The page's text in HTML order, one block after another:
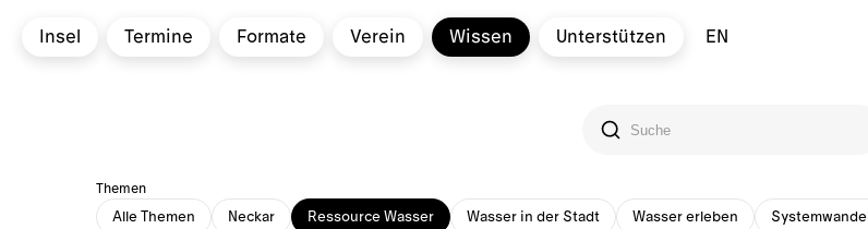
Insel Termine Formate Verein Wissen Unterstützen EN
Themen
Alle Themen Neckar Ressource Wasser Wasser in der Stadt Wasser erleben Systemwandel